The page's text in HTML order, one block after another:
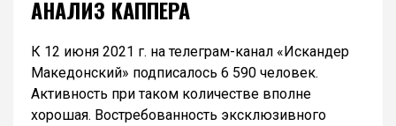
АНАЛИЗ КАППЕРА
К 12 июня 2021 г. на телеграм-канал «Искандер
Македонский» подписалось 6 590 человек.
Активность при таком количестве вполне
хорошая. Востребованность эксклюзивного